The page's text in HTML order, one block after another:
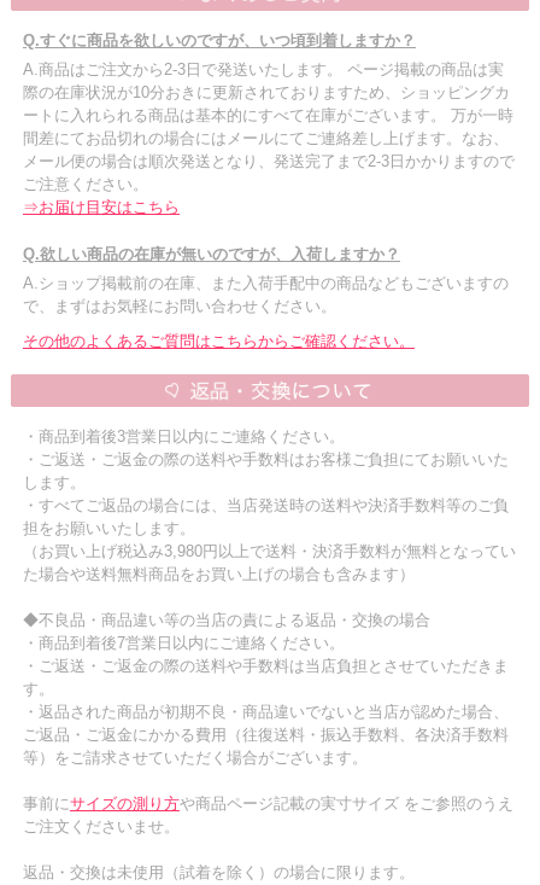
Q.すぐに商品を欲しいのですが、いつ頃到着しますか？
A.商品はご注文から2-3日で発送いたします。 ページ掲載の商品は実
際の在庫状況が10分おきに更新されておりますため、ショッピングカ
ートに入れられる商品は基本的にすべて在庫がございます。 万が一時
間差にてお品切れの場合にはメールにてご連絡差し上げます。なお、
メール便の場合は順次発送となり、発送完了まで2-3日かかりますので
ご注意ください。
⇒お届け目安はこちら
Q.欲しい商品の在庫が無いのですが、入荷しますか？
A.ショップ掲載前の在庫、また入荷手配中の商品などもございますの
で、まずはお気軽にお問い合わせください。
その他のよくあるご質問はこちらからご確認ください。
・商品到着後3営業日以内にご連絡ください。
・ご返送・ご返金の際の送料や手数料はお客様ご負担にてお願いいた
します。
・すべてご返品の場合には、当店発送時の送料や決済手数料等のご負
担をお願いいたします。
（お買い上げ税込み3,980円以上で送料・決済手数料が無料となってい
た場合や送料無料商品をお買い上げの場合も含みます）
◆不良品・商品違い等の当店の責による返品・交換の場合
・商品到着後7営業日以内にご連絡ください。
・ご返送・ご返金の際の送料や手数料は当店負担とさせていただきま
す。
・返品された商品が初期不良・商品違いでないと当店が認めた場合、
ご返品・ご返金にかかる費用（往復送料・振込手数料、各決済手数料
等）をご請求させていただく場合がございます。
事前にサイズの測り方や商品ページ記載の実寸サイズ をご参照のうえ
ご注文くださいませ。
返品・交換は未使用（試着を除く）の場合に限ります。